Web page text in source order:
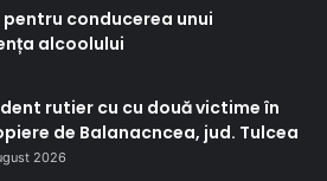
conducerea unui
alcoolului
rutier cu cu două victime în
de Balanacncea, jud. Tulcea
2026